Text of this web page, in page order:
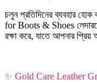
চলুন প্রতিদিনের ব্যবহার
for Boots & Shoes
রক্ষা করে, যাতে আপনার
✨ Gold Care Leather